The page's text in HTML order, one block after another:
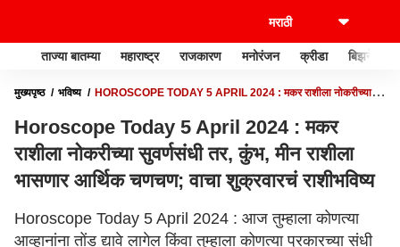
ताज्या बातम्या महाराष्ट्र राजकारण मनोरंजन क्रीडा बिझनेस
मुख्यपृष्ठ भविष्य
HOROSCOPE TODAY 5 APRIL 2024 : मकर राशीला नोकरीच्या
Horoscope Today 5 April 2024 : मकर
राशीला नोकरीच्या सुवर्णसंधी तर, कुंभ, मीन राशीला
भासणार आर्थिक चणचण; वाचा शुक्रवारचं राशीभविष्य
Horoscope Today 5 April 2024 : आज तुम्हाला कोणत्या
आव्हानांना तोंड द्यावे लागेल किंवा तुम्हाला कोणत्या प्रकारच्या संधी